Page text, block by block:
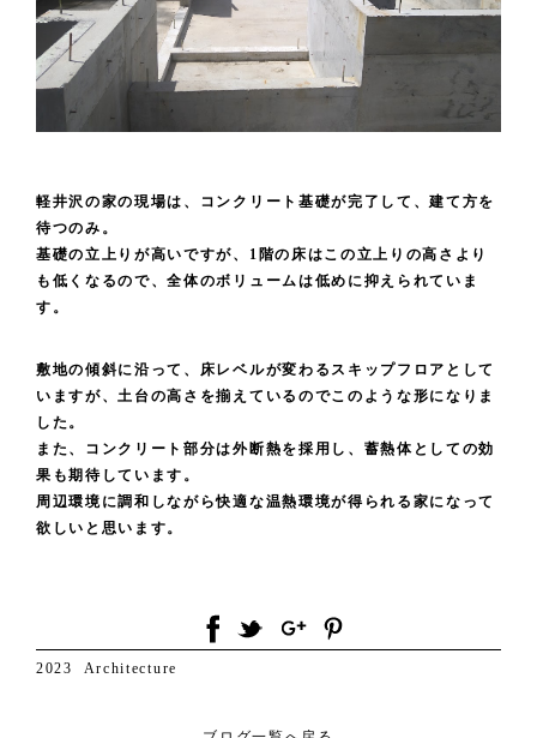
軽井沢の家の現場は、コンクリート基礎が完了して、建て方を
待つのみ。
基礎の立上りが高いですが、1階の床はこの立上りの高さより
も低くなるので、全体のボリュームは低めに抑えられていま
す。
敷地の傾斜に沿って、床レベルが変わるスキップフロアとして
いますが、土台の高さを揃えているのでこのような形になりま
した。
また、コンクリート部分は外断熱を採用し、蓄熱体としての効
果も期待しています。
周辺環境に調和しながら快適な温熱環境が得られる家になって
欲しいと思います。
2023 Architecture